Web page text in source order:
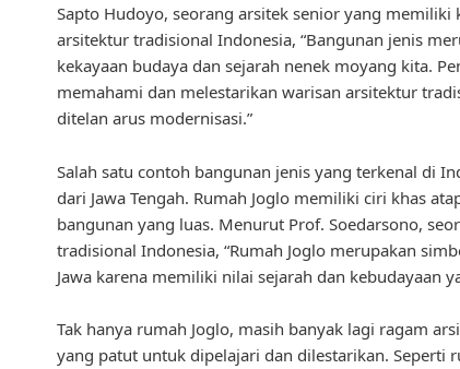
Sapto Hudoyo, seorang arsitek senior yang memiliki
arsitektur tradisional Indonesia, “Bangunan jenis
kekayaan budaya dan sejarah nenek moyang kita.
memahami dan melestarikan warisan arsitektur
ditelan arus modernisasi.”
Salah satu contoh bangunan jenis yang terkenal di
dari Jawa Tengah. Rumah Joglo memiliki ciri khas
bangunan yang luas. Menurut Prof. Soedarsono,
tradisional Indonesia, “Rumah Joglo merupakan
Jawa karena memiliki nilai sejarah dan kebudayaan
Tak hanya rumah Joglo, masih banyak lagi ragam
yang patut untuk dipelajari dan dilestarikan. Seperti